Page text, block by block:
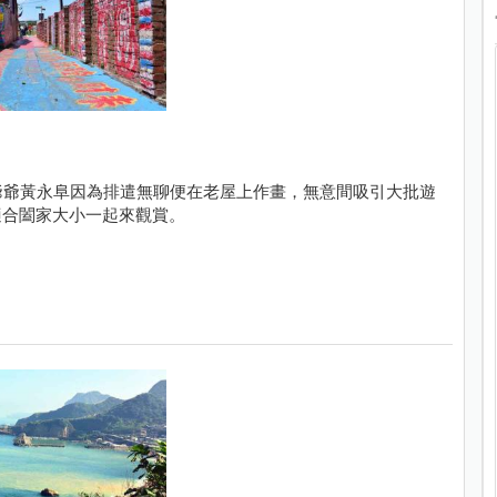
黃永阜因為排遣無聊便在老屋上作畫，無意間吸引大批遊
闔家大小一起來觀賞。